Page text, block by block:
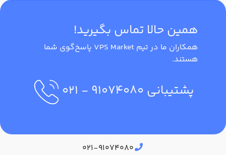
همین حالا تماس بگیرید!
همکاران ما در تیم VPS Market پاسخ‌گوی شما
هستند.
پشتیبانی ۹۱۰۷۴۰۸۰ - ۰۲۱
۰۲۱-۹۱۰۷۴۰۸۰